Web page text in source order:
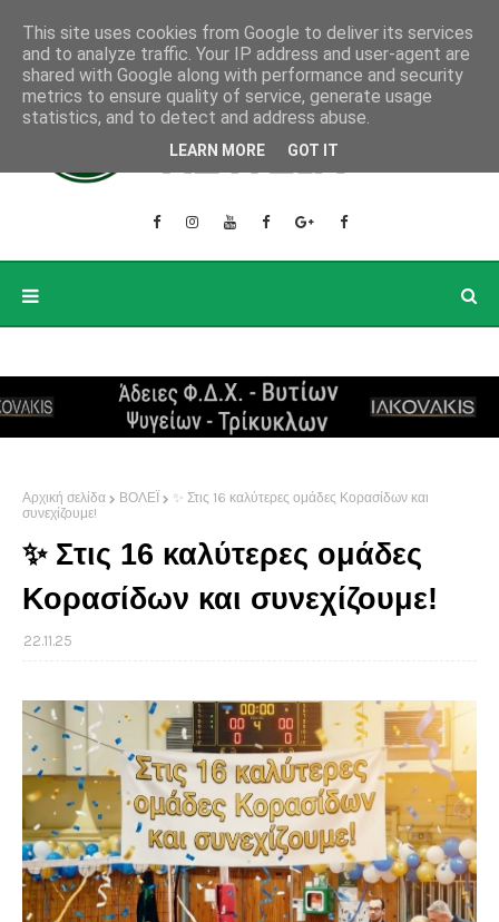
Αρχική σελίδα ΒΟΛΕΪ
✨ Στις 16 καλύτερες ομάδες Κορασίδων και
συνεχίζουμε!
✨ Στις 16 καλύτερες ομάδες
Κορασίδων και συνεχίζουμε!
22.11.25
This site uses cookies from Google to deliver its services
and to analyze traffic. Your IP address and user-agent are
shared with Google along with performance and security
metrics to ensure quality of service, generate usage
statistics, and to detect and address abuse.
LEARN MORE GOT IT